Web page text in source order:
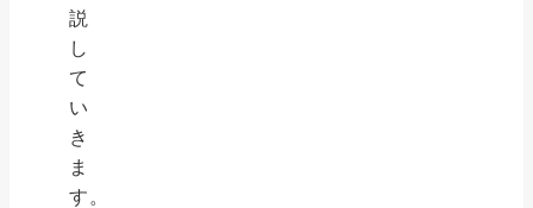
説
し
て
い
き
ま
す。